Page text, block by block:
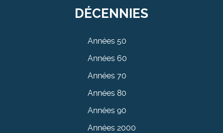
DÉCENNIES
Années 50
Années 60
Années 70
Années 80
Années 90
Années 2000